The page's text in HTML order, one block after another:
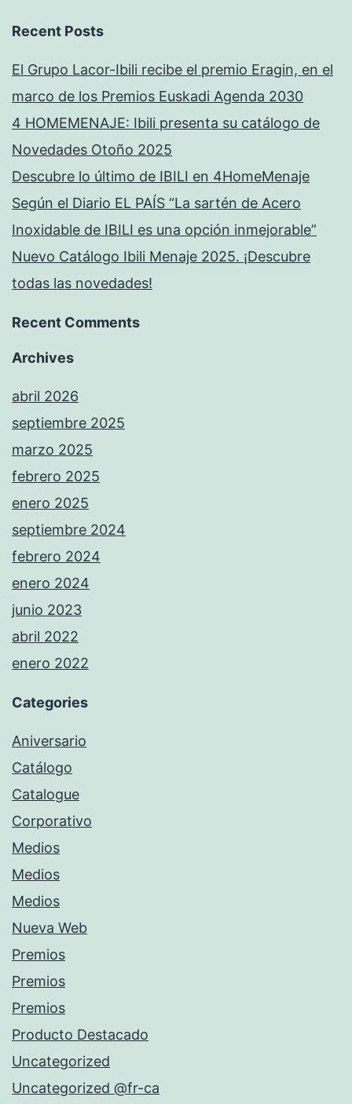
Recent Posts
El Grupo Lacor-Ibili recibe el premio Eragin, en el
marco de los Premios Euskadi Agenda 2030
4 HOMEMENAJE: Ibili presenta su catálogo de
Novedades Otoño 2025
Descubre lo último de IBILI en 4HomeMenaje
Según el Diario EL PAÍS “La sartén de Acero
Inoxidable de IBILI es una opción inmejorable”
Nuevo Catálogo Ibili Menaje 2025. ¡Descubre
todas las novedades!
Recent Comments
Archives
abril 2026
septiembre 2025
marzo 2025
febrero 2025
enero 2025
septiembre 2024
febrero 2024
enero 2024
junio 2023
abril 2022
enero 2022
Categories
Aniversario
Catálogo
Catalogue
Corporativo
Medios
Medios
Medios
Nueva Web
Premios
Premios
Premios
Producto Destacado
Uncategorized
Uncategorized @fr-ca